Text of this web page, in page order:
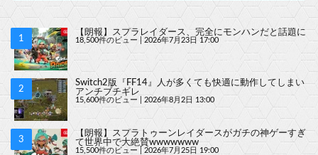
【朗報】スプラレイダース、完全にモンハンだと話題に
18,500件のビュー 2026年7月23日 17:00
Switch2版『FF14』人が多くても快適に動作してしまい
アンチブチギレ
15,600件のビュー 2026年8月2日 13:00
【朗報】スプラトゥーンレイダースがガチの神ゲーすぎ
て世界中で大絶賛wwwwwww
15,500件のビュー 2026年7月25日 19:00